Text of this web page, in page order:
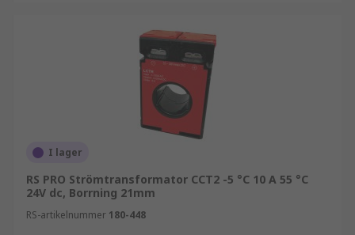
– Denna typ av strömtransformator använder den
faktiska kabeln eller skenan i huvudkretsen som
primärlindning, vilket motsvarar ett enda varv.
De är helt isolerade från systemets höga
driftspänning och är vanligtvis fastbultade på
den strömförande enheten.
Var skulle jag använda en
strömomvandlare?
I lager
RS PRO Strömtransformator CCT2 -5 °C 10 A 55 °C
24V dc, Borrning 21mm
RS-artikelnummer 180-448